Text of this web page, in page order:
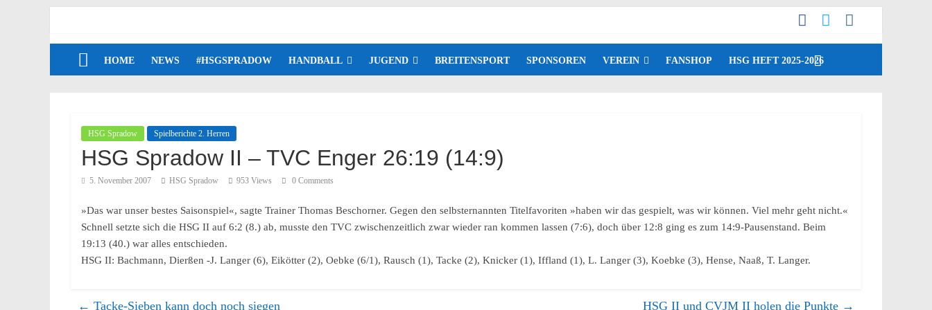
HOME NEWS #HSGSPRADOW HANDBALL JUGEND BREITENSPORT SPONSOREN VEREIN FANSHOP HSG HEFT 2025-2026
HSG Spradow Spielberichte 2. Herren
HSG Spradow II – TVC Enger 26:19 (14:9)
5. November 2007 HSG Spradow 953 Views 0 Comments
»Das war unser bestes Saisonspiel«, sagte Trainer Thomas Beschorner. Gegen den selbsternannten Titelfavoriten »haben wir das gespielt, was wir können. Viel mehr geht nicht.«
Schnell setzte sich die HSG II auf 6:2 (8.) ab, musste den TVC zwischenzeitlich zwar wieder ran kommen lassen (7:6), doch über 12:8 ging es zum 14:9-Pausenstand. Beim
19:13 (40.) war alles entschieden.
HSG II: Bachmann, Dierßen -J. Langer (6), Eikötter (2), Oebke (6/1), Rausch (1), Tacke (2), Knicker (1), Iffland (1), L. Langer (3), Koebke (3), Hense, Naaß, T. Langer.
← Tacke-Sieben kann doch noch siegen HSG II und CVJM II holen die Punkte →